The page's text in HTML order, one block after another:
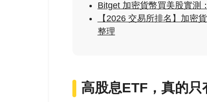
Bitget 加密貨幣買美股實測
【2026 交易所排名】加密
整理
高股息ETF，真的只